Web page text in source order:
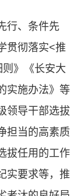
行、条件先
贯彻落实<推
》《长安大
实施办法》等
领导干部选拔
担当的高素质
拔任用的工作
实要求等，推